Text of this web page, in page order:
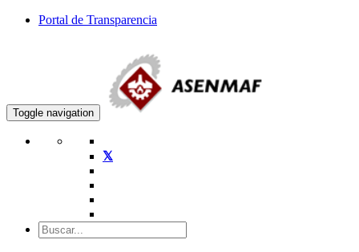
Portal de Transparencia
Toggle navigation